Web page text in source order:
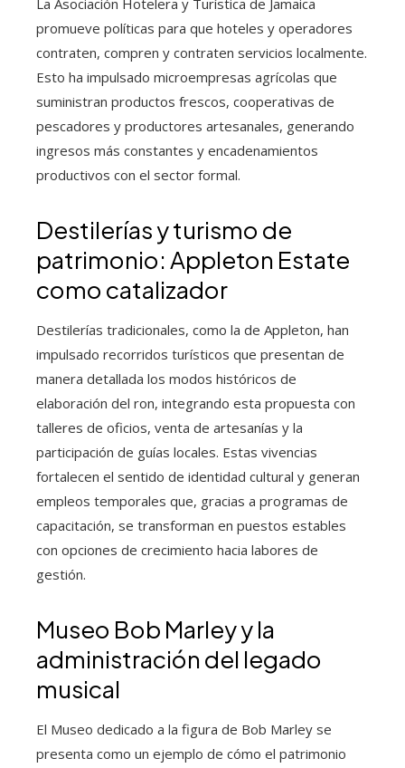
La Asociación Hotelera y Turística de Jamaica
promueve políticas para que hoteles y operadores
contraten, compren y contraten servicios localmente.
Esto ha impulsado microempresas agrícolas que
suministran productos frescos, cooperativas de
pescadores y productores artesanales, generando
ingresos más constantes y encadenamientos
productivos con el sector formal.
Destilerías y turismo de
patrimonio: Appleton Estate
como catalizador
Destilerías tradicionales, como la de Appleton, han
impulsado recorridos turísticos que presentan de
manera detallada los modos históricos de
elaboración del ron, integrando esta propuesta con
talleres de oficios, venta de artesanías y la
participación de guías locales. Estas vivencias
fortalecen el sentido de identidad cultural y generan
empleos temporales que, gracias a programas de
capacitación, se transforman en puestos estables
con opciones de crecimiento hacia labores de
gestión.
Museo Bob Marley y la
administración del legado
musical
El Museo dedicado a la figura de Bob Marley se
presenta como un ejemplo de cómo el patrimonio